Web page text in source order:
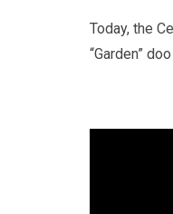
Today, the
“Garden”